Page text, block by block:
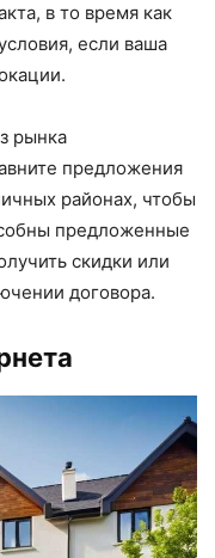
в то время как
если ваша
рынка
предложения
районах, чтобы
предложенные
скидки или
договора.